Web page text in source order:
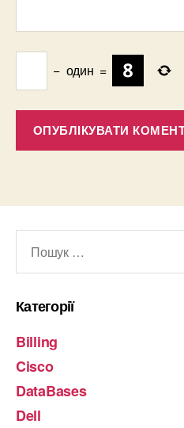
− один =
Категорії
Billing
Cisco
DataBases
Dell